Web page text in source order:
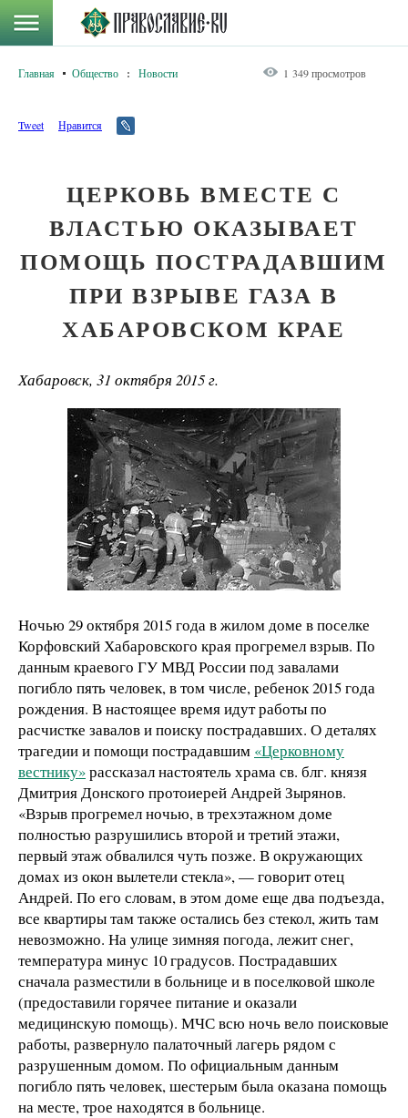
Главная Общество : Новости 1 349 просмотров
Tweet Нравится
ЦЕРКОВЬ ВМЕСТЕ С
ВЛАСТЬЮ ОКАЗЫВАЕТ
ПОМОЩЬ ПОСТРАДАВШИМ
ПРИ ВЗРЫВЕ ГАЗА В
ХАБАРОВСКОМ КРАЕ
Хабаровск, 31 октября 2015 г.
Ночью 29 октября 2015 года в жилом доме в поселке
Корфовский Хабаровского края прогремел взрыв. По
данным краевого ГУ МВД России под завалами
погибло пять человек, в том числе, ребенок 2015 года
рождения. В настоящее время идут работы по
расчистке завалов и поиску пострадавших. О деталях
трагедии и помощи пострадавшим «Церковному
вестнику»рассказал настоятель храма св. блг. князя
Дмитрия Донского протоиерей Андрей Зырянов.
«Взрыв прогремел ночью, в трехэтажном доме
полностью разрушились второй и третий этажи,
первый этаж обвалился чуть позже. В окружающих
домах из окон вылетели стекла», — говорит отец
Андрей. По его словам, в этом доме еще два подъезда,
все квартиры там также остались без стекол, жить там
невозможно. На улице зимняя погода, лежит снег,
температура минус 10 градусов. Пострадавших
сначала разместили в больнице и в поселковой школе
(предоставили горячее питание и оказали
медицинскую помощь). МЧС всю ночь вело поисковые
работы, развернуло палаточный лагерь рядом с
разрушенным домом. По официальным данным
погибло пять человек, шестерым была оказана помощь
на месте, трое находятся в больнице.